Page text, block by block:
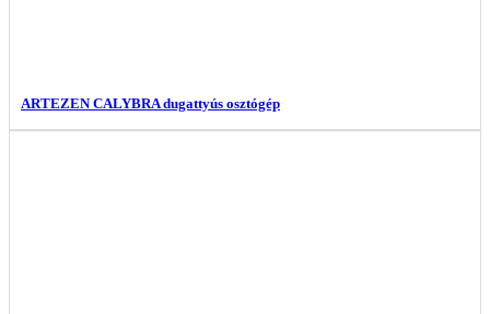
ARTEZEN CALYBRA dugattyús osztógép